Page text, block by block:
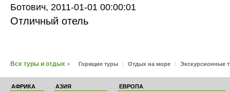
Ботович, 2011-01-01 00:00:01
Отличный отель
Все туры и отдых » Горящие туры | Отдых на море | Экскурсионные
АФРИКА
АЗИЯ
ЕВРОПА